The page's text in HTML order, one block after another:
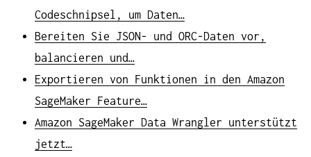
Codeschnipsel, um Daten…
Bereiten Sie JSON- und ORC-Daten vor,
balancieren und…
Exportieren von Funktionen in den Amazon
SageMaker Feature…
Amazon SageMaker Data Wrangler unterstützt
jetzt…